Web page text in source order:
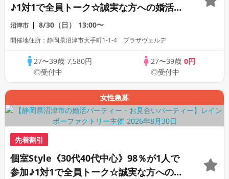
♪1対1で全員トーク☆誠実な方への婚活パ
ーティー
沼津市 8/30（日） 13:00〜
開催地住所：静岡県沼津市大手町1-1-4 プラザヴェルデ
27〜39歳 7,580円
◎受付中
27〜39歳 0円
◎受付中
女性急募
先着割引
個室Style《30代40代中心》98％が1人で
参加♪1対1で全員トーク☆誠実な方への婚